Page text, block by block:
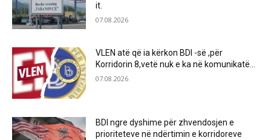
it.
07.08.2026
VLEN atë që ia kërkon BDI -së ,për
Korridorin 8,vetë nuk e ka në komunikatë…
07.08.2026
BDI ngre dyshime për zhvendosjen e
prioriteteve në ndërtimin e korridoreve